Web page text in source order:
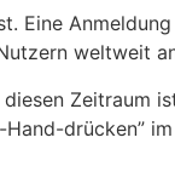
Eine
weltweit
Zeitraum
drücken” im